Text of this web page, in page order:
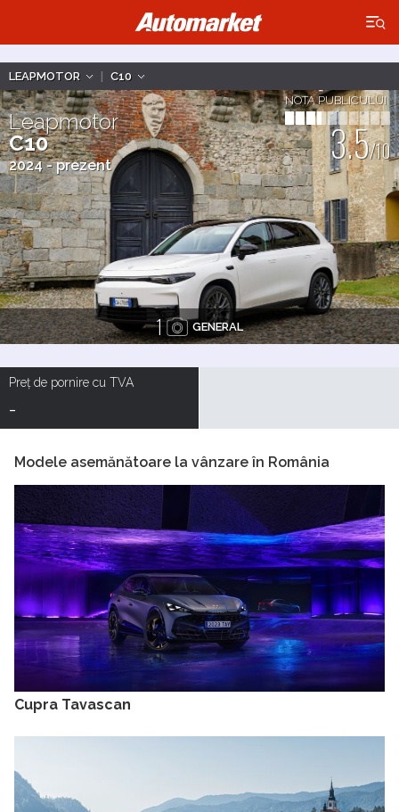
×
LEAPMOTOR | C10
Leapmotor
C10
2024 - prezent
NOTA PUBLICULUI
3.5/10
1 GENERAL
Preț de pornire cu TVA
-
Modele asemănătoare la vânzare în România
Cupra Tavascan